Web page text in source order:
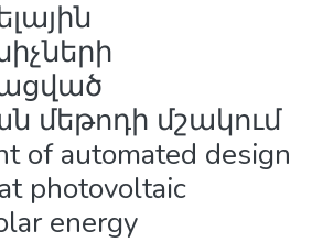
մեթոդի մշակում
of automated design
photovoltaic
energy